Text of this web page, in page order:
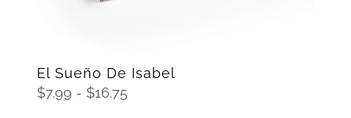
El Sueño De Isabel
$7.99 - $16.75Rango